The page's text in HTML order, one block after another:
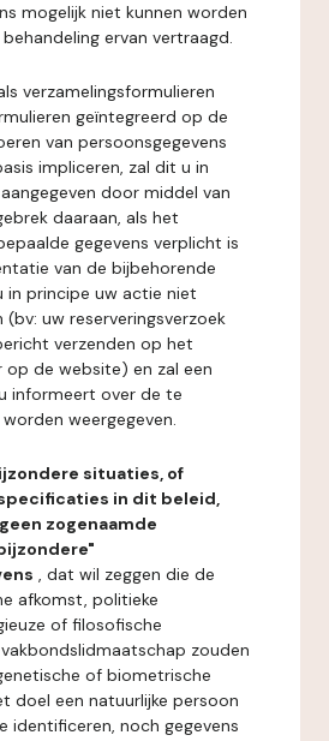
mogelijk niet kunnen worden
ervan vertraagd.
verzamelingsformulieren
geïntegreerd op de
van persoonsgegevens
impliceren, zal dit u in
door middel van
daaraan, als het
gegevens verplicht is
van de bijbehorende
in principe uw actie niet
uw reserveringsverzoek
verzenden op het
de website) en zal een
informeert over de te
weergegeven.
situaties, of
in dit beleid,
zogenaamde
, dat wil zeggen die de
afkomst, politieke
of filosofische
zouden
of biometrische
doel een natuurlijke persoon
identificeren, noch gegevens